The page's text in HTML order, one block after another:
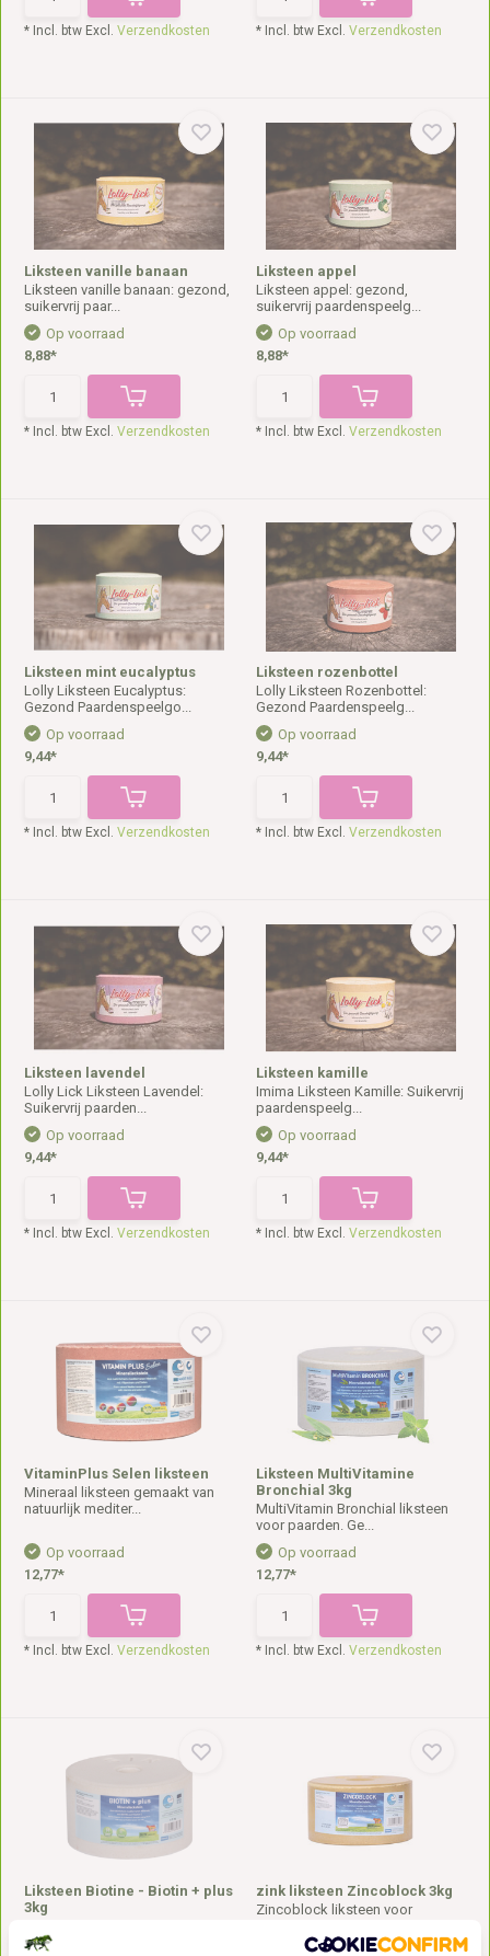
* Incl. btw Excl.Verzendkosten * Incl. btw Excl. Verzendkosten
Liksteen vanille banaan
Liksteen vanille banaan: gezond,
suikervrij paar...
Op voorraad
8,88*
* Incl. btw Excl.Verzendkosten
Liksteen appel
Liksteen appel: gezond,
suikervrij paardenspeelg...
Op voorraad
8,88*
* Incl. btw Excl. Verzendkosten
Liksteen mint eucalyptus
Lolly Liksteen Eucalyptus:
Gezond Paardenspeelgo...
Op voorraad
9,44*
* Incl. btw Excl.Verzendkosten
Liksteen rozenbottel
Lolly Liksteen Rozenbottel:
Gezond Paardenspeelg...
Op voorraad
9,44*
* Incl. btw Excl. Verzendkosten
Liksteen lavendel
Lolly Lick Liksteen Lavendel:
Suikervrij paarden...
Op voorraad
9,44*
* Incl. btw Excl.Verzendkosten
Liksteen kamille
Imima Liksteen Kamille: Suikervrij
paardenspeelg...
Op voorraad
9,44*
* Incl. btw Excl. Verzendkosten
VitaminPlus Selen liksteen
Mineraal liksteen gemaakt van
natuurlijk mediter...
Op voorraad
12,77*
* Incl. btw Excl.Verzendkosten
Liksteen MultiVitamine
Bronchial 3kg
MultiVitamin Bronchial liksteen
voor paarden. Ge...
Op voorraad
12,77*
* Incl. btw Excl. Verzendkosten
Liksteen Biotine - Biotin + plus
3kg
paarden, gemaakt van...
zink liksteen Zincoblock 3kg
Zincoblock liksteen voor